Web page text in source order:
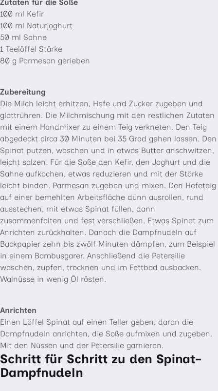
Zutaten für die Soße
100 ml Kefir
100 ml Naturjoghurt
50 ml Sahne
1 Teelöffel Stärke
80 g Parmesan gerieben
Zubereitung
Die Milch leicht erhitzen, Hefe und Zucker zugeben und
glattrühren. Die Milchmischung mit den restlichen Zutaten
mit einem Handmixer zu einem Teig verkneten. Den Teig
abgedeckt circa 30 Minuten bei 35 Grad gehen lassen. Den
Spinat putzen, waschen und in etwas Butter anschwitzen,
leicht salzen. Für die Soße den Kefir, den Joghurt und die
Sahne aufkochen, etwas reduzieren und mit der Stärke
leicht binden. Parmesan zugeben und mixen. Den Hefeteig
auf einer bemehlten Arbeitsfläche dünn ausrollen, rund
ausstechen, mit etwas Spinat füllen, dann
zusammenfalten und fest verschließen. Etwas Spinat zum
Anrichten zurückhalten. Danach die Dampfnudeln auf
Backpapier zehn bis zwölf Minuten dämpfen, zum Beispiel
in einem Bambusgarer. Anschließend die Petersilie
waschen, zupfen, trocknen und im Fettbad ausbacken.
Walnüsse in wenig Öl rösten.
Anrichten
Einen Löffel Spinat auf einen Teller geben, daran die
Dampfnudeln anrichten, die Soße aufmixen und zugeben.
Mit den Nüssen und der Petersilie garnieren.
Schritt für Schritt zu den Spinat-
Dampfnudeln